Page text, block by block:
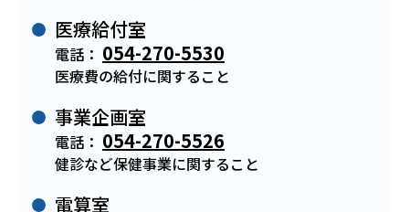
医療給付室
電話： 054-270-5530
医療費の給付に関すること
事業企画室
電話： 054-270-5526
健診など保健事業に関すること
電算室